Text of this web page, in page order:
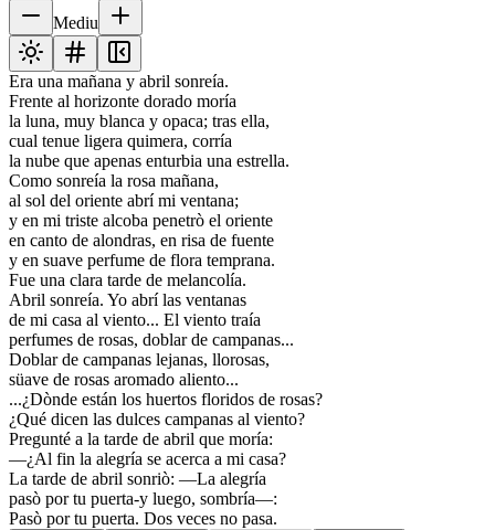
Mediu
Era una mañana y abril sonreía.
Frente al horizonte dorado moría
la luna, muy blanca y opaca; tras ella,
cual tenue ligera quimera, corría
la nube que apenas enturbia una estrella.
Como sonreía la rosa mañana,
al sol del oriente abrí mi ventana;
y en mi triste alcoba penetrò el oriente
en canto de alondras, en risa de fuente
y en suave perfume de flora temprana.
Fue una clara tarde de melancolía.
Abril sonreía. Yo abrí las ventanas
de mi casa al viento... El viento traía
perfumes de rosas, doblar de campanas...
Doblar de campanas lejanas, llorosas,
süave de rosas aromado aliento...
...¿Dònde están los huertos floridos de rosas?
¿Qué dicen las dulces campanas al viento?
Pregunté a la tarde de abril que moría:
—¿Al fin la alegría se acerca a mi casa?
La tarde de abril sonriò: —La alegría
pasò por tu puerta-y luego, sombría—:
Pasò por tu puerta. Dos veces no pasa.